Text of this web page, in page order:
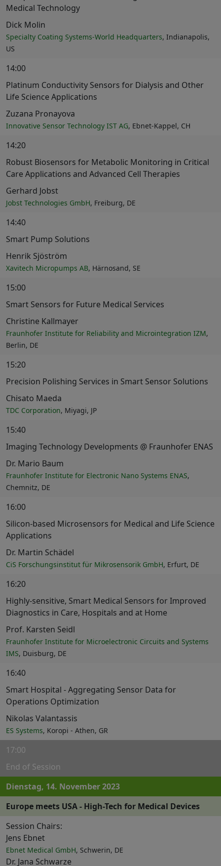
Medical Technology
Dick Molin
Specialty Coating Systems-World Headquarters, Indianapolis,
US
14:00
Platinum Conductivity Sensors for Dialysis and Other
Life Science Applications
Zuzana Pronayova
Innovative Sensor Technology IST AG, Ebnet-Kappel, CH
14:20
Robust Biosensors for Metabolic Monitoring in Critical
Care Applications and Advanced Cell Therapies
Gerhard Jobst
Jobst Technologies GmbH, Freiburg, DE
14:40
Smart Pump Solutions
Henrik Sjöström
Xavitech Micropumps AB, Härnosand, SE
15:00
Smart Sensors for Future Medical Services
Christine Kallmayer
Fraunhofer Institute for Reliability and Microintegration IZM,
Berlin, DE
15:20
Precision Polishing Services in Smart Sensor Solutions
Chisato Maeda
TDC Corporation, Miyagi, JP
15:40
Imaging Technology Developments @ Fraunhofer ENAS
Dr. Mario Baum
Fraunhofer Institute for Electronic Nano Systems ENAS,
Chemnitz, DE
16:00
Silicon-based Microsensors for Medical and Life Science
Applications
Dr. Martin Schädel
CiS Forschungsinstitut für Mikrosensorik GmbH, Erfurt, DE
16:20
Highly-sensitive, Smart Medical Sensors for Improved
Diagnostics in Care, Hospitals and at Home
Prof. Karsten Seidl
Fraunhofer Institute for Microelectronic Circuits and Systems
IMS, Duisburg, DE
16:40
Smart Hospital - Aggregating Sensor Data for
Operations Optimization
Nikolas Valantassis
ES Systems, Koropi - Athen, GR
17:00
End of Session
Dienstag, 14. November 2023
Europe meets USA - High-Tech for Medical Devices
Session Chairs:
Jens Ebnet
Ebnet Medical GmbH, Schwerin, DE
Dr. Jana Schwarze